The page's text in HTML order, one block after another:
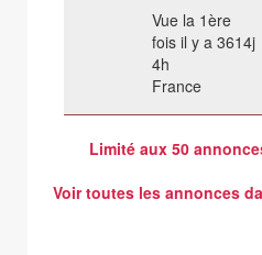
Vue la 1ère
fois il y a 3614j
4h
France
Limité aux 50
Voir toutes les annonces